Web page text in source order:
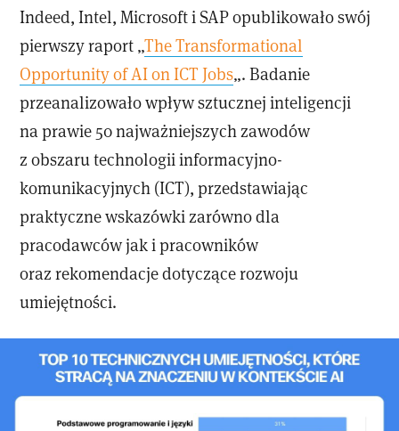
Indeed, Intel, Microsoft i SAP opublikowało swój
pierwszy raport „The Transformational
Opportunity of AI on ICT Jobs„. Badanie
przeanalizowało wpływ sztucznej inteligencji
na prawie 50 najważniejszych zawodów
z obszaru technologii informacyjno-
komunikacyjnych (ICT), przedstawiając
praktyczne wskazówki zarówno dla
pracodawców jak i pracowników
oraz rekomendacje dotyczące rozwoju
umiejętności.